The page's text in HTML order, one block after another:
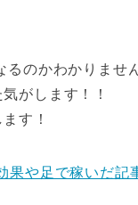
るのかわかりませ
がします！！
す！
や足で稼いだ記